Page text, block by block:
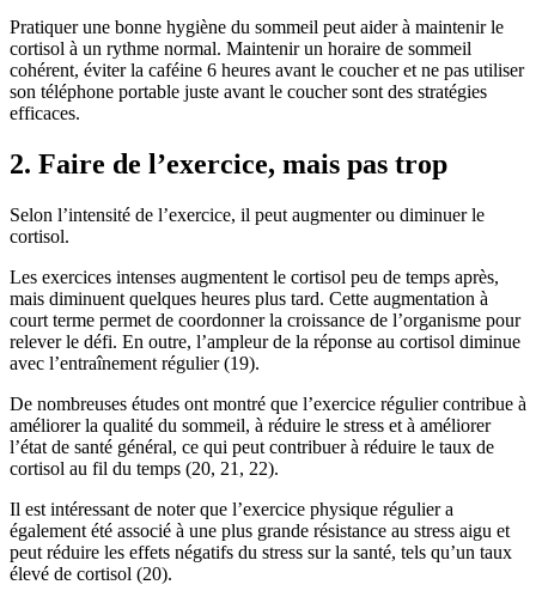
Pratiquer une bonne hygiène du sommeil peut aider à maintenir le
cortisol à un rythme normal. Maintenir un horaire de sommeil
cohérent, éviter la caféine 6 heures avant le coucher et ne pas utiliser
son téléphone portable juste avant le coucher sont des stratégies
efficaces.
2. Faire de l’exercice, mais pas trop
Selon l’intensité de l’exercice, il peut augmenter ou diminuer le
cortisol.
Les exercices intenses augmentent le cortisol peu de temps après,
mais diminuent quelques heures plus tard. Cette augmentation à
court terme permet de coordonner la croissance de l’organisme pour
relever le défi. En outre, l’ampleur de la réponse au cortisol diminue
avec l’entraînement régulier (19).
De nombreuses études ont montré que l’exercice régulier contribue à
améliorer la qualité du sommeil, à réduire le stress et à améliorer
l’état de santé général, ce qui peut contribuer à réduire le taux de
cortisol au fil du temps (20, 21, 22).
Il est intéressant de noter que l’exercice physique régulier a
également été associé à une plus grande résistance au stress aigu et
peut réduire les effets négatifs du stress sur la santé, tels qu’un taux
élevé de cortisol (20).